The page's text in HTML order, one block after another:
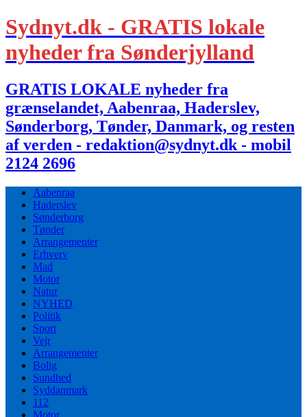
Sydnyt.dk - GRATIS lokale
nyheder fra Sønderjylland
GRATIS LOKALE nyheder fra
grænselandet, Aabenraa, Haderslev,
Sønderborg, Tønder, Danmark, og resten
af verden - redaktion@sydnyt.dk - mobil
2124 2696
Aabenraa
Haderslev
Sønderborg
Tønder
Arrangementer
Erhverv
Mad
Motor
Natur
NYHED
Politik
Sport
Vejr
Arrangementer
Bolig
Sundhed
Syddanmark
112
Motor